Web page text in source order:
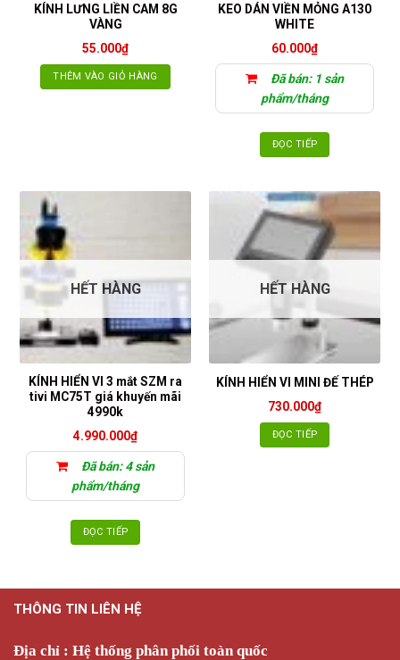
KÍNH LƯNG LIỀN CAM 8G
VÀNG
55.000₫
THÊM VÀO GIỎ HÀNG
KEO DÁN VIỀN MỎNG A130
WHITE
60.000₫
Đã bán: 1 sản
phẩm/tháng
ĐỌC TIẾP
HẾT HÀNG
KÍNH HIỂN VI 3 mắt SZM ra
tivi MC75T giá khuyến mãi
4990k
4.990.000₫
Đã bán: 4 sản
phẩm/tháng
ĐỌC TIẾP
HẾT HÀNG
KÍNH HIỂN VI MINI ĐẾ THÉP
730.000₫
ĐỌC TIẾP
THÔNG TIN LIÊN HỆ
Địa chỉ : Hệ thống phân phối toàn quốc